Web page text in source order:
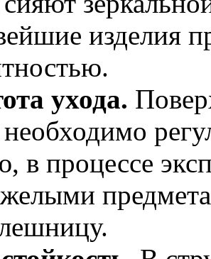
изделия
ухода.
в процессе